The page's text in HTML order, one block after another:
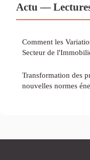
Actu —
Comment les
Secteur de
Transformation des
nouvelles normes